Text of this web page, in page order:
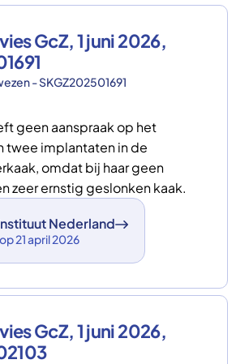
GcZ, 1 juni 2026,
- SKGZ202501691
geen aanspraak op het
twee implantaten in de
omdat bij haar geen
zeer ernstig geslonken kaak.
Nederland
21 april 2026
GcZ, 1 juni 2026,